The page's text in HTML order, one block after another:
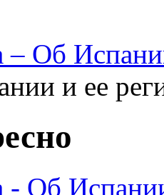
– Об
и ее
- Об